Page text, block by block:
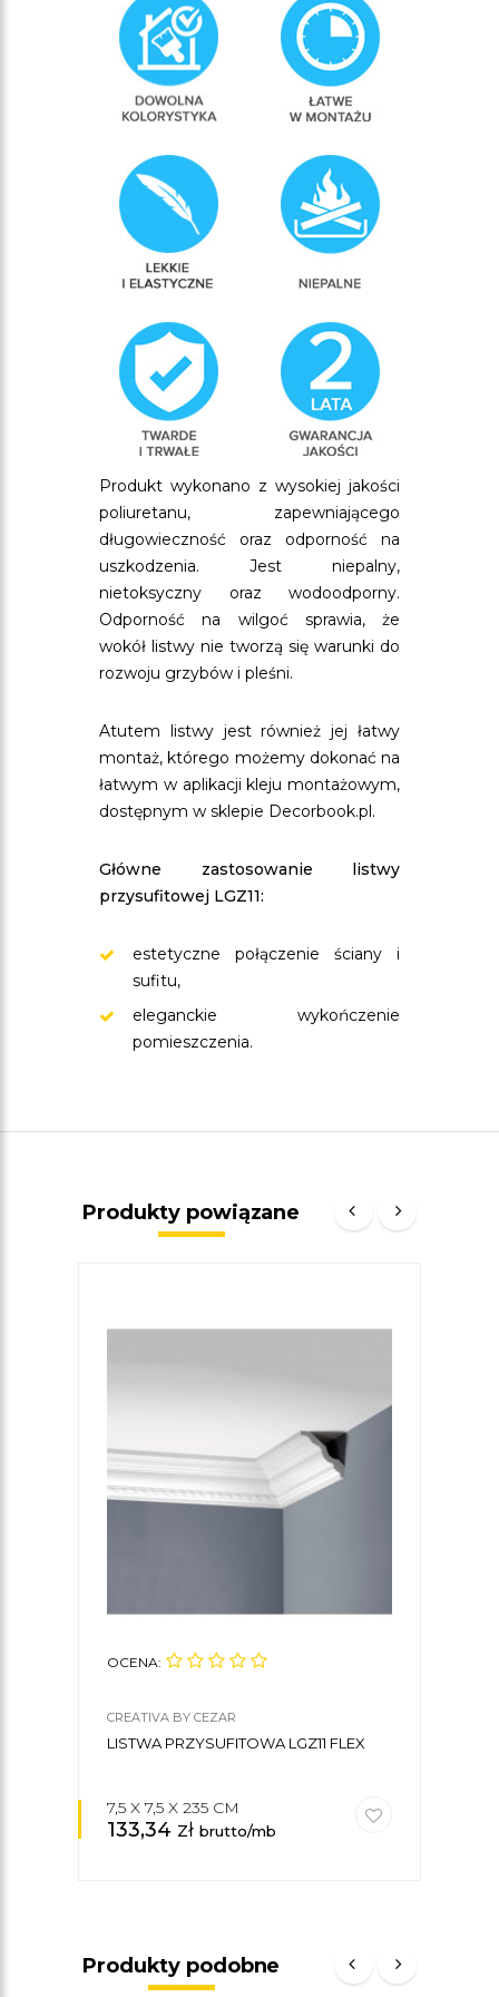
Produkt wykonano z wysokiej jakości
poliuretanu, zapewniającego
długowieczność oraz odporność na
uszkodzenia. Jest niepalny,
nietoksyczny oraz wodoodporny.
Odporność na wilgoć sprawia, że
wokół listwy nie tworzą się warunki do
rozwoju grzybów i pleśni.
Atutem listwy jest również jej łatwy
montaż, którego możemy dokonać na
łatwym w aplikacji kleju montażowym,
dostępnym w sklepie Decorbook.pl.
Główne zastosowanie listwy
przysufitowej LGZ11:
estetyczne połączenie ściany i
sufitu,
eleganckie wykończenie
pomieszczenia.
Produkty powiązane
OCENA:
CREATIVA BY CEZAR
LISTWA PRZYSUFITOWA LGZ11 FLEX
7,5 X 7,5 X 235 CM
133,34 zł brutto/mb
Produkty podobne